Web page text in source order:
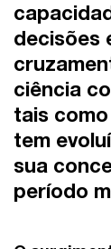
decisões
ciência
tais
tem
sua
período